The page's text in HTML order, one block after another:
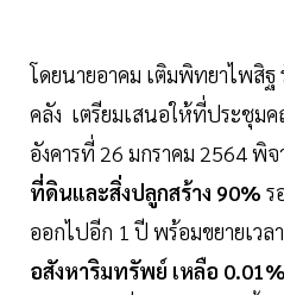
โดยนายอาคม เติมพิทยาไพสิฐ
คลัง เตรียมเสนอให้ที่ประชุม
อังคารที่ 26 มกราคม 2564 พิจ
ที่ดินและสิ่งปลูกสร้าง 90% ร
ออกไปอีก 1 ปี พร้อมขยายเวลา
อสังหาริมทรัพย์ เหลือ 0.01%